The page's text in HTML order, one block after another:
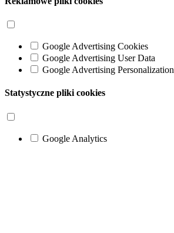
Google Advertising Cookies
Google Advertising User Data
Google Advertising Personalization
Statystyczne pliki cookies
Google Analytics